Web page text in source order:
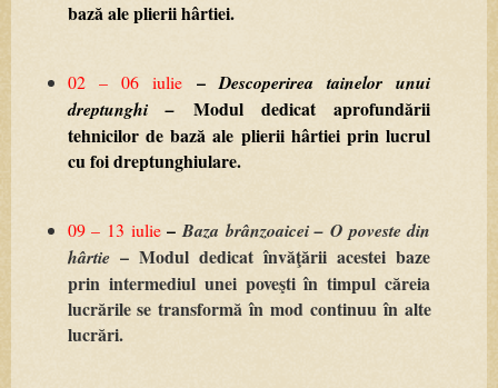
bazăaleplieriihârtiei.
02–06 iulie –Descoperirea tainelor unui
dreptunghi– Modul dedicat
aprofundării
tehnicilor de bază ale plierii hârtiei prin lucrul
cufoidreptunghiulare.
09– 13 iulie – Baza brânzoaicei–O poveste din
hârtie– Modul dedicat învăţării acestei baze
prin intermediul unei poveşti în timpul căreia
lucrările se transformă în mod continuu în alte
lucrări.